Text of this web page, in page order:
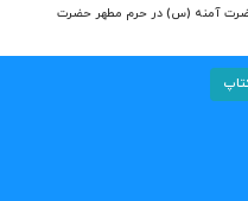
آمنه (س) در حرم مطهر حضرت